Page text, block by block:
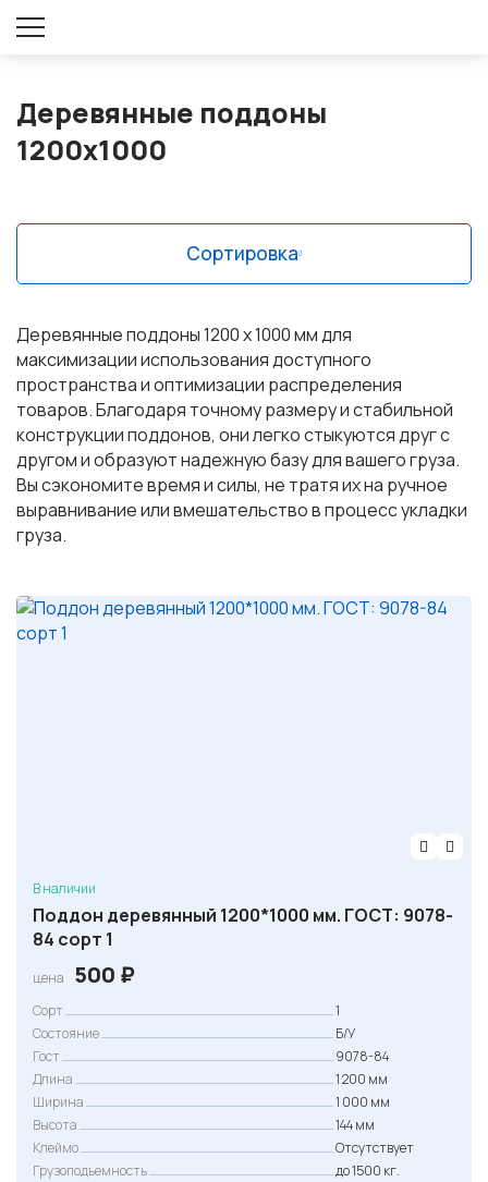
Деревянные поддоны
1200х1000
Сортировка
Деревянные поддоны 1200 х 1000 мм для
максимизации использования доступного
пространства и оптимизации распределения
товаров. Благодаря точному размеру и стабильной
конструкции поддонов, они легко стыкуются друг с
другом и образуют надежную базу для вашего груза.
Вы сэкономите время и силы, не тратя их на ручное
выравнивание или вмешательство в процесс укладки
груза.
В наличии
Поддон деревянный 1200*1000 мм. ГОСТ: 9078-
84 сорт 1
цена 500 ₽
Сорт
1
Состояние
Б/У
Гост
9078-84
Длина
1 200 мм
Ширина
1 000 мм
Высота
144 мм
Клеймо
Отсутствует
Грузоподъемность
до 1500 кг.